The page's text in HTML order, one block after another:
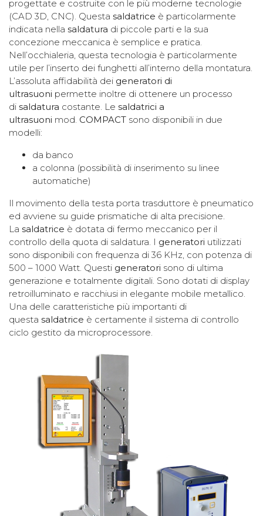
progettate e costruite con le più moderne tecnologie
(CAD 3D, CNC). Questa saldatrice è particolarmente
indicata nella saldatura di piccole parti e la sua
concezione meccanica è semplice e pratica.
Nell’occhialeria, questa tecnologia è particolarmente
utile per l’inserto dei funghetti all’interno della montatura.
L’assoluta affidabilità dei generatori di
ultrasuoni permette inoltre di ottenere un processo
di saldatura costante. Le saldatrici a
ultrasuoni mod. COMPACT sono disponibili in due
modelli:
da banco
a colonna (possibilità di inserimento su linee
automatiche)
Il movimento della testa porta trasduttore è pneumatico
ed avviene su guide prismatiche di alta precisione.
La saldatrice è dotata di fermo meccanico per il
controllo della quota di saldatura. I generatori utilizzati
sono disponibili con frequenza di 36 KHz, con potenza di
500 – 1000 Watt. Questi generatori sono di ultima
generazione e totalmente digitali. Sono dotati di display
retroilluminato e racchiusi in elegante mobile metallico.
Una delle caratteristiche più importanti di
questa saldatrice è certamente il sistema di controllo
ciclo gestito da microprocessore.